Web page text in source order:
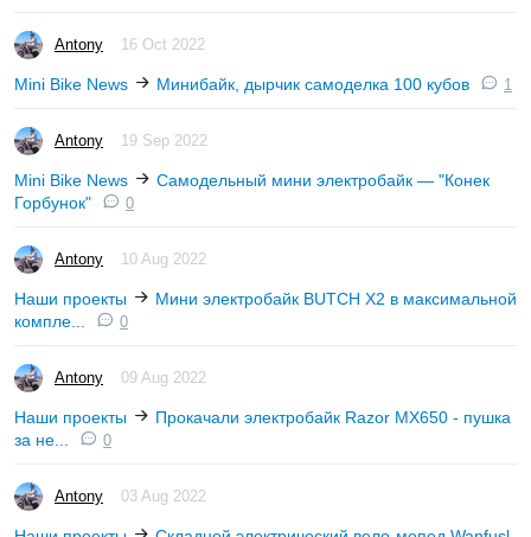
Antony 16 Oct 2022
Mini Bike News Минибайк, дырчик самоделка 100 кубов 1
Antony 19 Sep 2022
Mini Bike News
Самодельный мини электробайк — "Конек
Горбунок"
0
Antony 10 Aug 2022
Наши проекты
Мини электробайк BUTCH X2 в максимальной
компле...
0
Antony 09 Aug 2022
Наши проекты
Прокачали электробайк Razor MX650 - пушка
за не...
0
Antony 03 Aug 2022